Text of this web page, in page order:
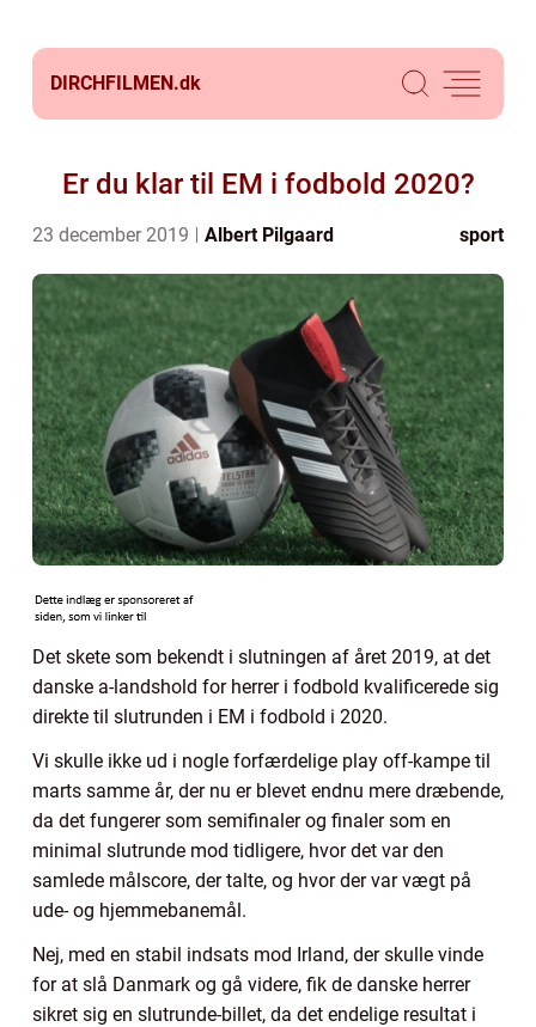
DIRCHFILMEN.dk
Er du klar til EM i fodbold 2020?
23 december 2019 Albert Pilgaard sport
Det skete som bekendt i slutningen af året 2019, at det
danske a-landshold for herrer i fodbold kvalificerede sig
direkte til slutrunden i EM i fodbold i 2020.
Vi skulle ikke ud i nogle forfærdelige play off-kampe til
marts samme år, der nu er blevet endnu mere dræbende,
da det fungerer som semifinaler og finaler som en
minimal slutrunde mod tidligere, hvor det var den
samlede målscore, der talte, og hvor der var vægt på
ude- og hjemmebanemål.
Nej, med en stabil indsats mod Irland, der skulle vinde
for at slå Danmark og gå videre, fik de danske herrer
sikret sig en slutrunde-billet, da det endelige resultat i